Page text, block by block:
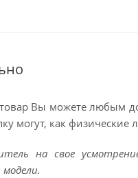
Вы можете любым
могут, как физические
на свое